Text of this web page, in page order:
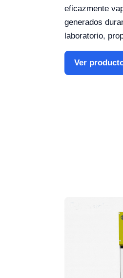
eficazmente
generados
laboratorio,
Ver